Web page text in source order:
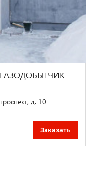
д. 10
Заказать